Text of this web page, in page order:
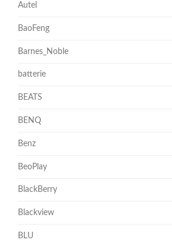
Autel
BaoFeng
Barnes_Noble
batterie
BEATS
BENQ
Benz
BeoPlay
BlackBerry
Blackview
BLU